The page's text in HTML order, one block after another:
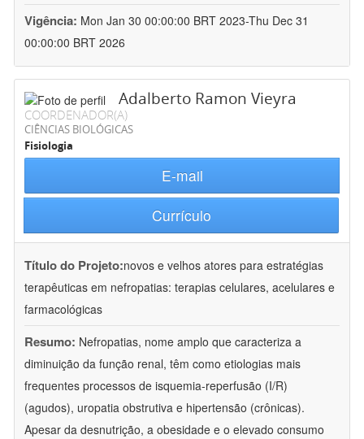
Vigência: Mon Jan 30 00:00:00 BRT 2023-Thu Dec 31
00:00:00 BRT 2026
Adalberto Ramon Vieyra
COORDENADOR(A)
CIÊNCIAS BIOLÓGICAS
Fisiologia
E-mail
Currículo
Título do Projeto:novos e velhos atores para estratégias
terapêuticas em nefropatias: terapias celulares, acelulares e
farmacológicas
Resumo: Nefropatias, nome amplo que caracteriza a
diminuição da função renal, têm como etiologias mais
frequentes processos de isquemia-reperfusão (I/R)
(agudos), uropatia obstrutiva e hipertensão (crônicas).
Apesar da desnutrição, a obesidade e o elevado consumo